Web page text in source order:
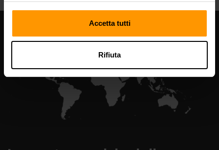
Accetta tutti
Rifiuta